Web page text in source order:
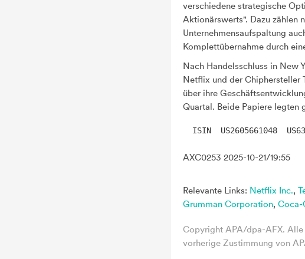
verschiedene strategische
Aktionärswerts". Dazu zählen
Unternehmensaufspaltung
Komplettübernahme durch
Nach Handelsschluss in New
Netflix
über ihre
Quartal. Beide Papiere legten
AXC0253 2025-10-21/19:55
Relevante Links: Netflix Inc.,
Grumman Corporation, Coca-
Copyright APA/dpa-AFX. Alle
vorherige Zustimmung von